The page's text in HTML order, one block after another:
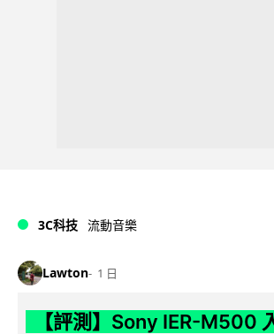
3C科技 流動音樂
Lawton 1 日
【評測】Sony IER-M500